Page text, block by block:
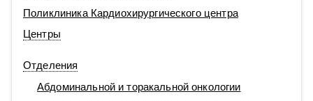
Поликлиника Кардиохирургического центра
Центры
Отделения
Абдоминальной и торакальной онкологии